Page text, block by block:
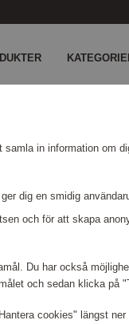
in information om
dig en smidig
och för att skapa
Du har också
och sedan klicka på
cookies" längst ner